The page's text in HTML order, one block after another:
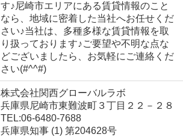
す♪尼崎市エリアにある賃貸情報のこと
なら、地域に密着した当社へお任せくだ
さい♪当社は、多種多様な賃貸情報を取
り扱っております♪ご要望や不明な点な
どございましたら、お気軽にご連絡くだ
さい(#^^#)
株式会社関西グローバルラボ
兵庫県尼崎市東難波町３丁目２２－２８
TEL:06-6480-7688
兵庫県知事 (1) 第204628号